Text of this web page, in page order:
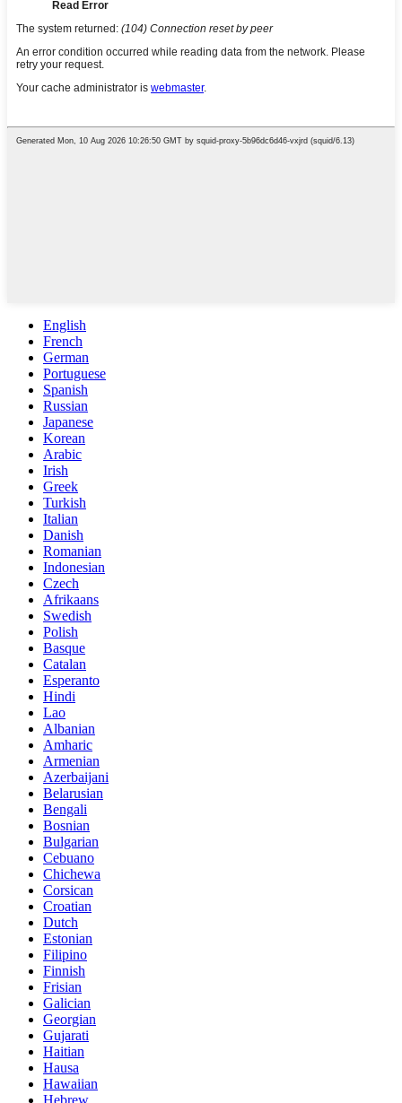
English
French
German
Portuguese
Spanish
Russian
Japanese
Korean
Arabic
Irish
Greek
Turkish
Italian
Danish
Romanian
Indonesian
Czech
Afrikaans
Swedish
Polish
Basque
Catalan
Esperanto
Hindi
Lao
Albanian
Amharic
Armenian
Azerbaijani
Belarusian
Bengali
Bosnian
Bulgarian
Cebuano
Chichewa
Corsican
Croatian
Dutch
Estonian
Filipino
Finnish
Frisian
Galician
Georgian
Gujarati
Haitian
Hausa
Hawaiian